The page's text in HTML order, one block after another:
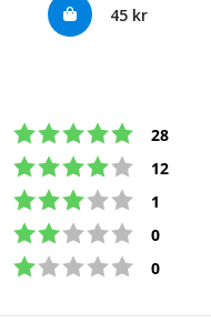
45 kr
28
12
1
0
0